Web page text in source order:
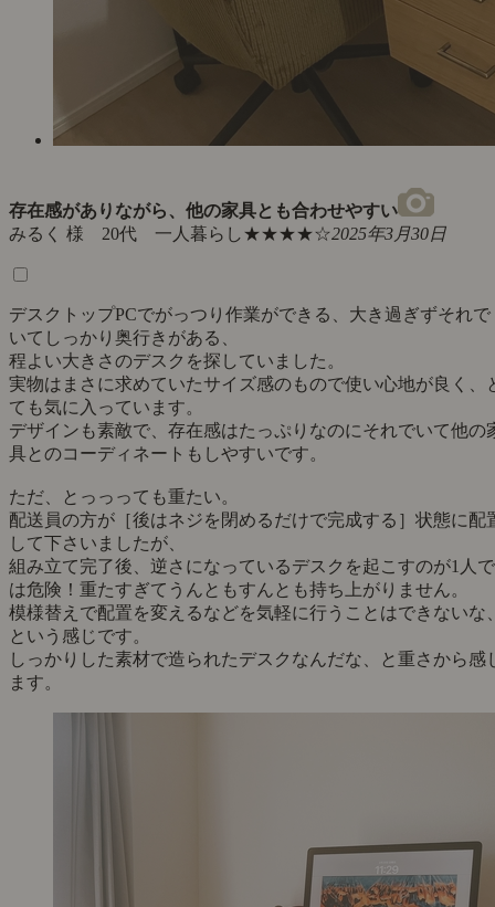
存在感がありながら、他の家具とも合わせやすい
みるく 様 20代 一人暮らし★★★★☆2025年3月30日
デスクトップPCでがっつり作業ができる、大き過ぎずそれで
いてしっかり奥行きがある、
程よい大きさのデスクを探していました。
実物はまさに求めていたサイズ感のもので使い心地が良く、
ても気に入っています。
デザインも素敵で、存在感はたっぷりなのにそれでいて他の
具とのコーディネートもしやすいです。
ただ、とっっっても重たい。
配送員の方が［後はネジを閉めるだけで完成する］状態に配
して下さいましたが、
組み立て完了後、逆さになっているデスクを起こすのが1人で
は危険！重たすぎてうんともすんとも持ち上がりません。
模様替えで配置を変えるなどを気軽に行うことはできないな
という感じです。
しっかりした素材で造られたデスクなんだな、と重さから感
ます。